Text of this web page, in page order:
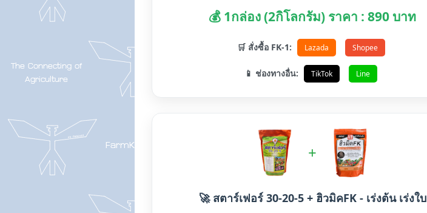
💰 1กล่อง (2กิโลกรัม) ราคา : 890 บาท
🛒 สั่งซื้อ FK-1: Lazada Shopee
📱 ช่องทางอื่น: TikTok Line
+
🚀 สตาร์เฟอร์ 30-20-5 + ฮิวมิคFK - เร่งต้น เร่งใบ